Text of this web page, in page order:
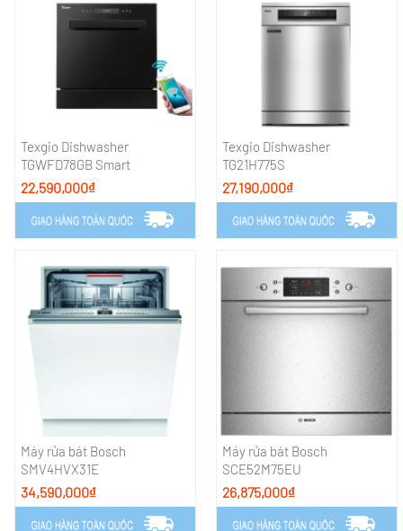
Texgio Dishwasher
TGWFD78GB Smart
22,590,000₫
Texgio Dishwasher
TG21H775S
27,190,000₫
Máy rửa bát Bosch
SMV4HVX31E
34,590,000₫
Máy rửa bát Bosch
SCE52M75EU
26,875,000₫